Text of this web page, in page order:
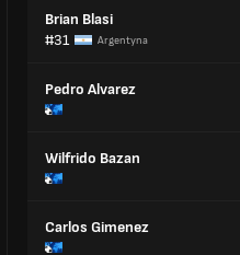
Brian Blasi
#31
Argentyna
Pedro Alvarez
Wilfrido Bazan
Carlos Gimenez